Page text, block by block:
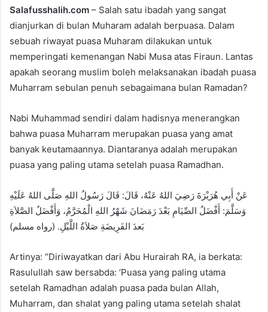
n
d
a
n
e
m
Salafusshalih.com – Salah satu ibadah yang sangat
dianjurkan di bulan Muharam adalah berpuasa. Dalam
sebuah riwayat puasa Muharam dilakukan untuk
memperingati kemenangan Nabi Musa atas Firaun. Lantas
apakah seorang muslim boleh melaksanakan ibadah puasa
Muharram sebulan penuh sebagaimana bulan Ramadan?
Nabi Muhammad sendiri dalam hadisnya menerangkan
bahwa puasa Muharram merupakan puasa yang amat
banyak keutamaannya. Diantaranya adalah merupakan
puasa yang paling utama setelah puasa Ramadhan.
عَنْ أَبِي هُرَيْرَةَ رَضِيَ اللهُ عَنْهُ، قَالَ: قَالَ رَسُولُ اللهِ صَلَّى اللهُ عَلَيْهِ
وَسَلَّمَ: أَفْضَلُ الصِّيَامِ بَعْدَ رَمَضَانَ شَهْرُ اللهِ الْمُحَرَّمُ، وَأَفْضَلُ الصَّلاَةِ
بَعدَ الفَرِيضَةِ صَلاَةُ اللَّيْلِ. (رواه مسلم)
Artinya: “Diriwayatkan dari Abu Hurairah RA, ia berkata:
Rasulullah saw bersabda: ‘Puasa yang paling utama
setelah Ramadhan adalah puasa pada bulan Allah,
Muharram, dan shalat yang paling utama setelah shalat